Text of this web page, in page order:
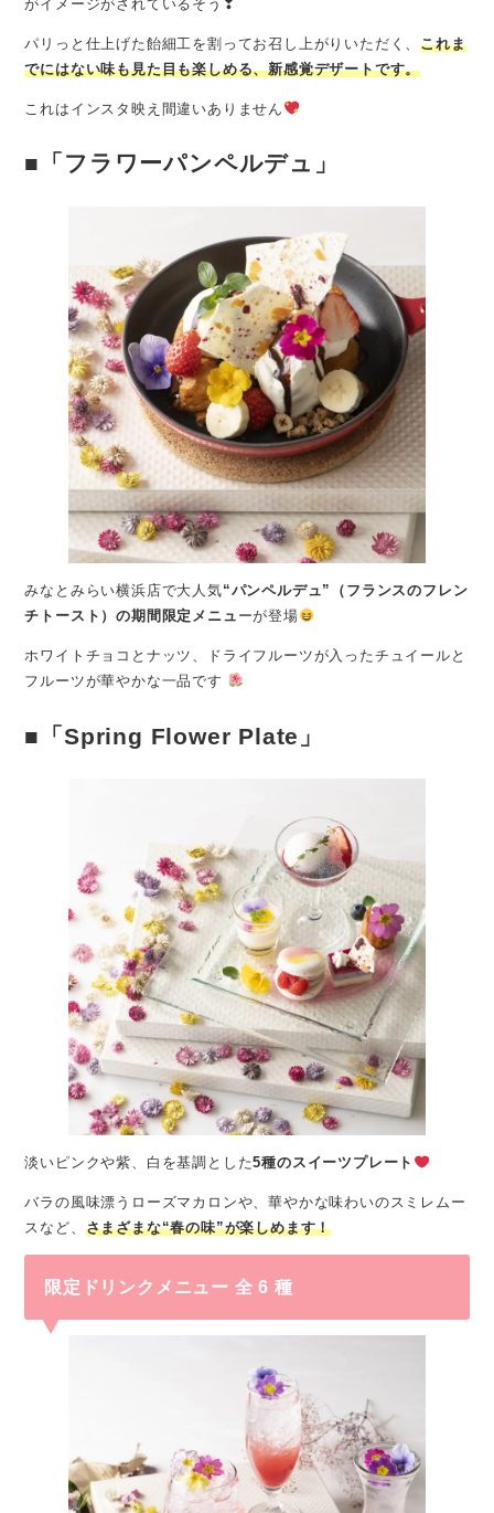
がイメージがされているそう❣
パリっと仕上げた飴細工を割ってお召し上がりいただく、これま
でにはない味も見た目も楽しめる、新感覚デザートです。
これはインスタ映え間違いありません
■「フラワーパンペルデュ」
みなとみらい横浜店で大人気“パンペルデュ”（フランスのフレン
チトースト）の期間限定メニュ ーが登場
ホワイトチョコとナッツ、ドライフルーツが入ったチュイールと
フルーツが華やかな一品です
■「Spring Flower Plate」
淡いピンクや紫、白を基調とした5種のスイーツプレート
バラの風味漂うローズマカロンや、華やかな味わいのスミレムー
スなど、 さまざまな“春の味”が楽しめます！
限定ドリンクメニュー 全 6 種